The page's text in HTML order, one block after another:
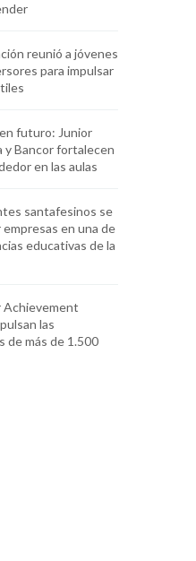
reunió a jóvenes
para impulsar
futuro: Junior
y Bancor fortalecen
en las aulas
santafesinos se
en una de
educativas de la
Achievement
las
de más de 1.500